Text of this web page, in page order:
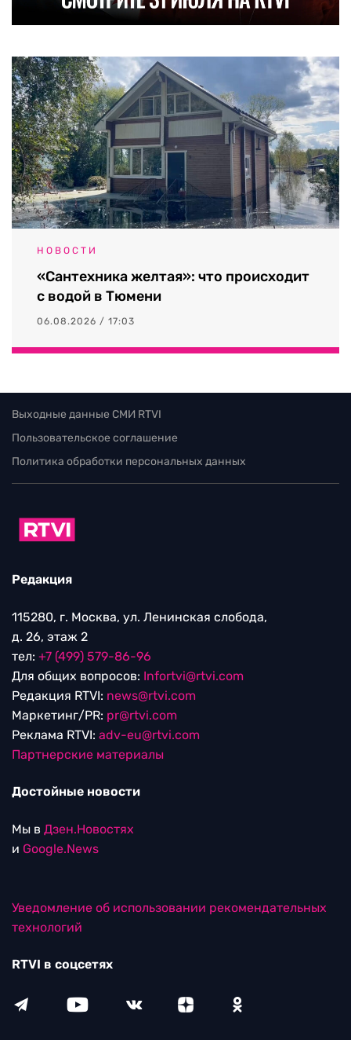
НОВОСТИ
«Сантехника желтая»: что происходит
с водой в Тюмени
06.08.2026 / 17:03
Выходные данные СМИ RTVI
Пользовательское соглашение
Политика обработки персональных данных
Редакция
115280, г. Москва, ул. Ленинская слобода,
д. 26, этаж 2
тел: +7 (499) 579-86-96
Для общих вопросов: Infortvi@rtvi.com
Редакция RTVI: news@rtvi.com
Маркетинг/PR: pr@rtvi.com
Реклама RTVI: adv-eu@rtvi.com
Партнерские материалы
Достойные новости
Мы в Дзен.Новостях
и Google.News
Уведомление об использовании рекомендательных
технологий
RTVI в соцсетях